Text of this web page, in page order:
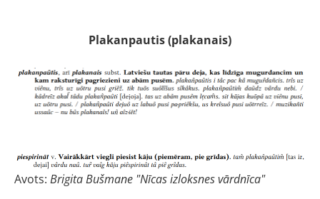
Plakanpautis (plakanais)
Avots: Brigita Bušmane "Nīcas izloksnes vārdnīca"